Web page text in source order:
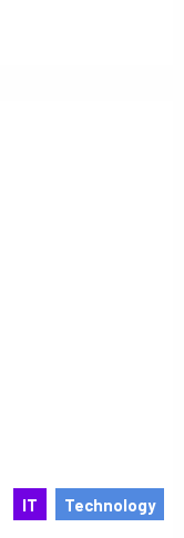
IT Technology